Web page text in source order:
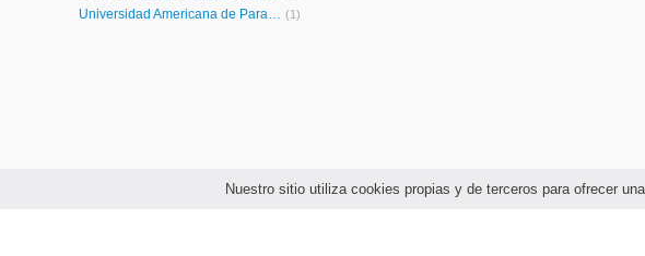
Nuestro sitio utiliza cookies propias y de terceros para ofrecer
Universidad Americana de Paraguay (1)